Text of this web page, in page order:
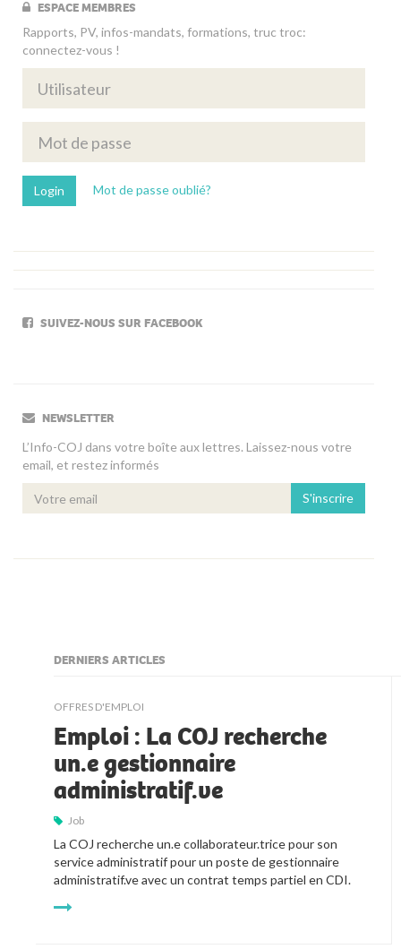
ESPACE MEMBRES
Rapports, PV, infos-mandats, formations, truc troc:
connectez-vous !
Mot de passe oublié?
SUIVEZ-NOUS SUR FACEBOOK
NEWSLETTER
L’Info-COJ dans votre boîte aux lettres. Laissez-nous votre
email, et restez informés
S'inscrire
DERNIERS ARTICLES
OFFRES D'EMPLOI
Emploi : La COJ recherche
un.e gestionnaire
administratif.ve
Job
La COJ recherche un.e collaborateur.trice pour son
service administratif pour un poste de gestionnaire
administratif.ve avec un contrat temps partiel en CDI.